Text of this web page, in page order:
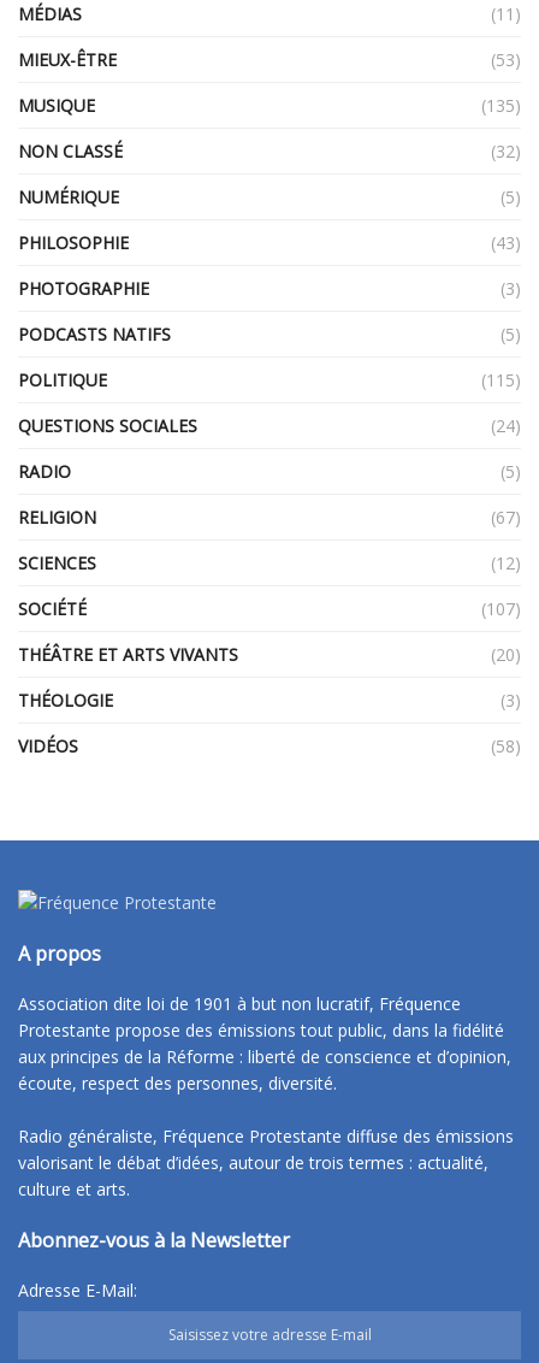
MÉDIAS
(11)
MIEUX-ÊTRE
(53)
MUSIQUE
(135)
NON CLASSÉ
(32)
NUMÉRIQUE
(5)
PHILOSOPHIE
(43)
PHOTOGRAPHIE
(3)
PODCASTS NATIFS
(5)
POLITIQUE
(115)
QUESTIONS SOCIALES
(24)
RADIO
(5)
RELIGION
(67)
SCIENCES
(12)
SOCIÉTÉ
(107)
THÉÂTRE ET ARTS VIVANTS
(20)
THÉOLOGIE
(3)
VIDÉOS
(58)
A propos
Association dite loi de 1901 à but non lucratif, Fréquence
Protestante propose des émissions tout public, dans la fidélité
aux principes de la Réforme : liberté de conscience et d’opinion,
écoute, respect des personnes, diversité.
Radio généraliste, Fréquence Protestante diffuse des émissions
valorisant le débat d’idées, autour de trois termes : actualité,
culture et arts.
Abonnez-vous à la Newsletter
Adresse E-Mail: